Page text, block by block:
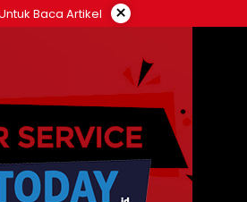
Baca Artikel ×